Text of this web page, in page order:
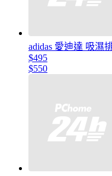
adidas 愛迪達 吸濕
$495
$550